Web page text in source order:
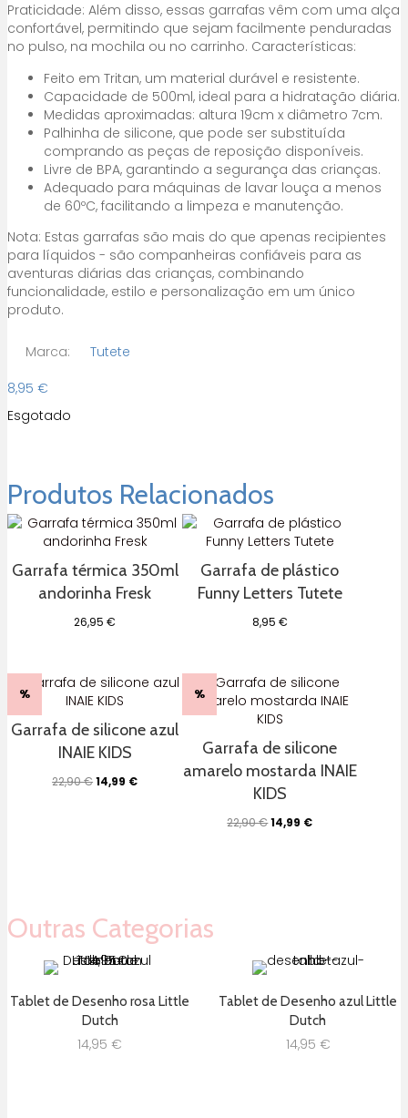
Praticidade: Além disso, essas garrafas vêm com uma alça
confortável, permitindo que sejam facilmente penduradas
no pulso, na mochila ou no carrinho. Características:
Feito em Tritan, um material durável e resistente.
Capacidade de 500ml, ideal para a hidratação diária.
Medidas aproximadas: altura 19cm x diâmetro 7cm.
Palhinha de silicone, que pode ser substituída
comprando as peças de reposição disponíveis.
Livre de BPA, garantindo a segurança das crianças.
Adequado para máquinas de lavar louça a menos
de 60ºC, facilitando a limpeza e manutenção.
Nota: Estas garrafas são mais do que apenas recipientes
para líquidos - são companheiras confiáveis para as
aventuras diárias das crianças, combinando
funcionalidade, estilo e personalização em um único
produto.
Marca:
Tutete
8,95 €
Esgotado
Produtos Relacionados
Garrafa térmica 350ml
andorinha Fresk
26,95€
Garrafa de plástico
Funny Letters Tutete
8,95 €
%
Garrafa de silicone azul
INAIE KIDS
22,90€O
14,99 €O
%
Garrafa de silicone
amarelo mostarda INAIE
KIDS
22,90€O
14,99 €O
Outras Categorias
Tablet de Desenho rosa Little
Dutch
14,95 €
Tablet de Desenho azul Little
Dutch
14,95 €